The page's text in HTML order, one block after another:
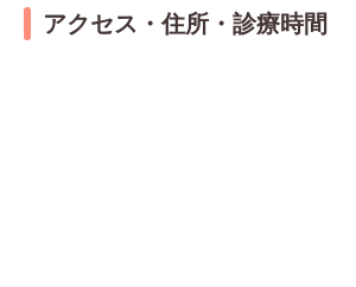
アクセス・住所・診療時間